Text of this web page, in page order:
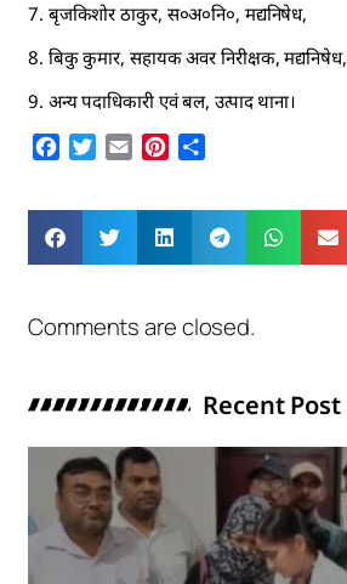
7. बृजकिशोर ठाकुर, स०अ०नि०, मद्यनिषेध,
8. बिकु कुमार, सहायक अवर निरीक्षक, मद्यनिषेध,
9. अन्य पदाधिकारी एवं बल, उत्पाद थाना।
Facebook
Twitter
Email Pinterest
Comments are closed.
Recent Post